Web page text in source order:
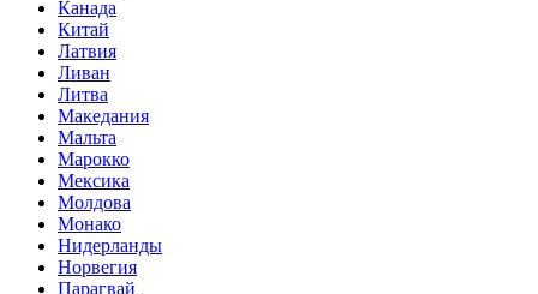
Канада
Китай
Латвия
Ливан
Литва
Македания
Мальта
Марокко
Мексика
Молдова
Монако
Нидерланды
Норвегия
Парагвай